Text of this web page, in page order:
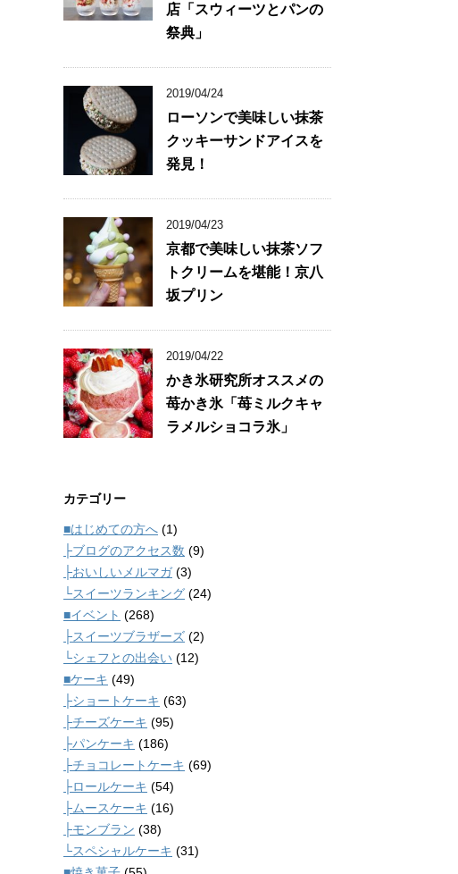
店「スウィーツとパンの
祭典」
2019/04/24
ローソンで美味しい抹茶
クッキーサンドアイスを
発見！
2019/04/23
京都で美味しい抹茶ソフ
トクリームを堪能！京八
坂プリン
2019/04/22
かき氷研究所オススメの
苺かき氷「苺ミルクキャ
ラメルショコラ氷」
カテゴリー
■はじめての方へ (1)
├ブログのアクセス数 (9)
├おいしいメルマガ(3)
└スイーツランキング (24)
■イベント (268)
├スイーツブラザーズ (2)
└シェフとの出会い (12)
■ケーキ (49)
├ショートケーキ (63)
├チーズケーキ (95)
├パンケーキ (186)
├チョコレートケーキ (69)
├ロールケーキ (54)
├ムースケーキ (16)
├モンブラン (38)
└スペシャルケーキ (31)